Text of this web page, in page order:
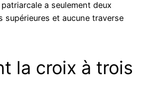
a seulement deux
supérieures et aucune traverse
la croix à trois